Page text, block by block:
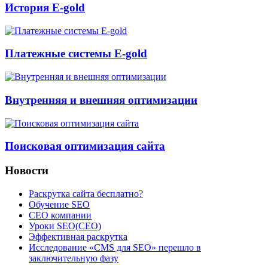
История E-gold
Платежные системы E-gold
Внутренняя и внешняя оптимизации
Поисковая оптимизация сайта
Новости
Раскрутка сайта бесплатно?
Обучение SEO
CEO компании
Уроки SEO(СЕО)
Эффективная раскрутка
Исследование «CMS для SEO» перешло в
заключительную фазу